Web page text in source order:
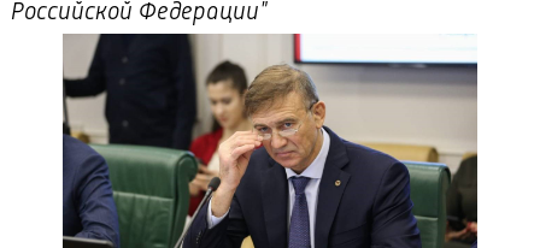
Российской Федерации"